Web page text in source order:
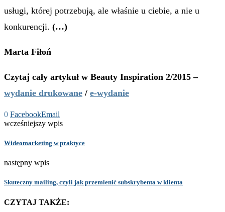
usługi, której potrzebują, ale właśnie u ciebie, a nie u
konkurencji. (…)
Marta Fiłoń
Czytaj cały artykuł w Beauty Inspiration 2/2015 –
wydanie drukowane / e-wydanie
0 FacebookEmail
wcześniejszy wpis
Wideomarketing w praktyce
następny wpis
Skuteczny mailing, czyli jak przemienić subskrybenta w klienta
CZYTAJ TAKŻE: